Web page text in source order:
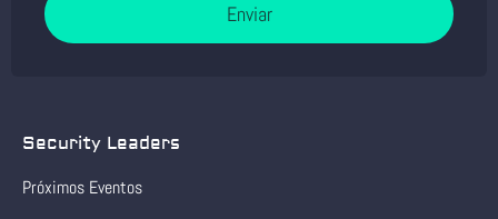
Enviar
Security Leaders
Próximos Eventos